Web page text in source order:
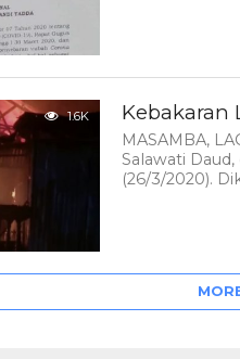
1.6K Kebakaran
MASAMBA,
Salawati
(26/3/2020).